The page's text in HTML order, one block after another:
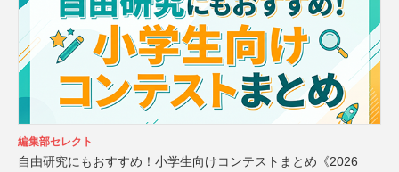
編集部セレクト
自由研究にもおすすめ！小学生向けコンテストまとめ《2026